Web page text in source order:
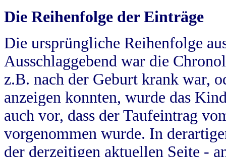
Die Reihenfolge der Einträge
Die ursprüngliche Reihenfolge
Ausschlaggebend war die
z.B. nach der Geburt krank war,
anzeigen konnten, wurde das
auch vor, dass der Taufeintrag
vorgenommen wurde. In
der derzeitigen aktuellen Seite -